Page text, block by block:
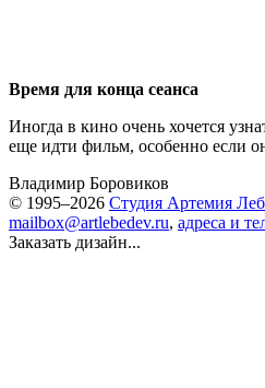
Время для конца сеанса
Иногда в кино очень хочется
еще идти фильм, особенно если
Владимир Боровиков
© 1995–2026 Студия Артемия
mailbox@artlebedev.ru, адреса и
Заказать дизайн...